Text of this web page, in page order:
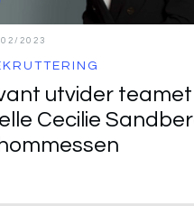
2023
utvider
Cecilie